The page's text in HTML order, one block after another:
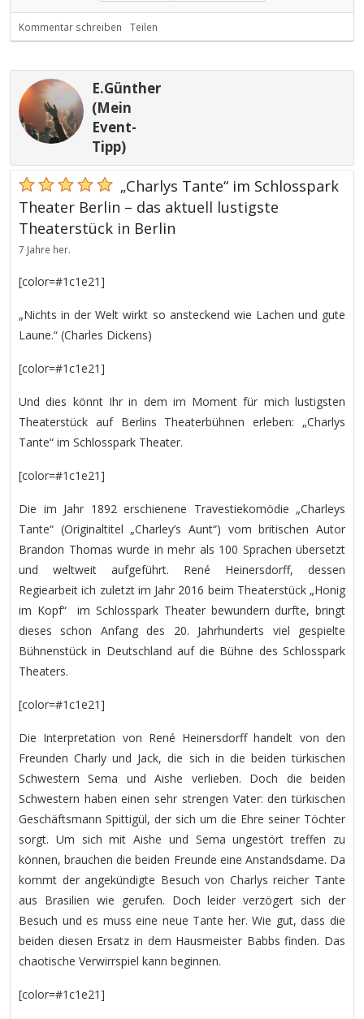
Kommentar schreiben Teilen
E.Günther
(Mein
Event-
Tipp)
„Charlys Tante“ im Schlosspark
Theater Berlin – das aktuell lustigste
Theaterstück in Berlin
7 Jahre her.
[color=#1c1e21]
„Nichts in der Welt wirkt so ansteckend wie Lachen und gute
Laune.“ (Charles Dickens)
[color=#1c1e21]
Und dies könnt Ihr in dem im Moment für mich lustigsten
Theaterstück auf Berlins Theaterbühnen erleben: „Charlys
Tante“ im Schlosspark Theater.
[color=#1c1e21]
Die im Jahr 1892 erschienene Travestiekomödie „Charleys
Tante“ (Originaltitel „Charley’s Aunt“) vom britischen Autor
Brandon Thomas wurde in mehr als 100 Sprachen übersetzt
und weltweit aufgeführt. René Heinersdorff, dessen
Regiearbeit ich zuletzt im Jahr 2016 beim Theaterstück „Honig
im Kopf“ im Schlosspark Theater bewundern durfte, bringt
dieses schon Anfang des 20. Jahrhunderts viel gespielte
Bühnenstück in Deutschland auf die Bühne des Schlosspark
Theaters.
[color=#1c1e21]
Die Interpretation von René Heinersdorff handelt von den
Freunden Charly und Jack, die sich in die beiden türkischen
Schwestern Sema und Aishe verlieben. Doch die beiden
Schwestern haben einen sehr strengen Vater: den türkischen
Geschäftsmann Spittigül, der sich um die Ehre seiner Töchter
sorgt. Um sich mit Aishe und Sema ungestört treffen zu
können, brauchen die beiden Freunde eine Anstandsdame. Da
kommt der angekündigte Besuch von Charlys reicher Tante
aus Brasilien wie gerufen. Doch leider verzögert sich der
Besuch und es muss eine neue Tante her. Wie gut, dass die
beiden diesen Ersatz in dem Hausmeister Babbs finden. Das
chaotische Verwirrspiel kann beginnen.
[color=#1c1e21]